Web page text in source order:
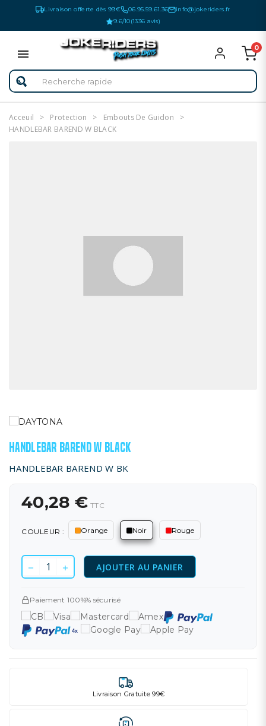
Livraison offerte dès 99€ 06.95.59.61.36
info@jokeriders.fr
9.6/10(1336 avis)
0
Acceuil Protection
Embouts De Guidon
HANDLEBAR BAREND W BLACK
HANDLEBAR BAREND W BLACK
HANDLEBAR BAREND W BK
40,28 € TTC
COULEUR : Orange Noir Rouge
AJOUTER AU PANIER
Paiement 100%% sécurisé
Livraison Gratuite 99€